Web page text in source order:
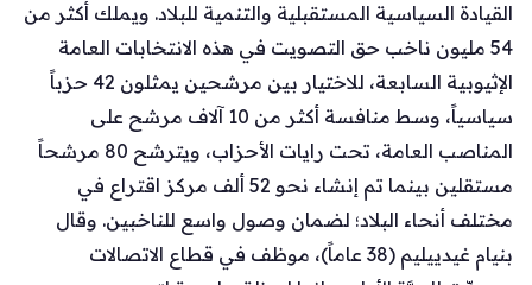
القيادة السياسية المستقبلية والتنمية للبلاد. ويملك أكثر من
54 مليون ناخب حق التصويت في هذه الانتخابات العامة
الإثيوبية السابعة، للاختيار بين مرشحين يمثلون 42 حزباً
سياسياً، وسط منافسة أكثر من 10 آلاف مرشح على
المناصب العامة، تحت رايات الأحزاب، ويترشح 80 مرشحاً
مستقلين بينما تم إنشاء نحو 52 ألف مركز اقتراع في
مختلف أنحاء البلاد؛ لضمان وصول واسع للناخبين. وقال
بنيام غيدييليم (38 عاماً)، موظف في قطاع الاتصالات